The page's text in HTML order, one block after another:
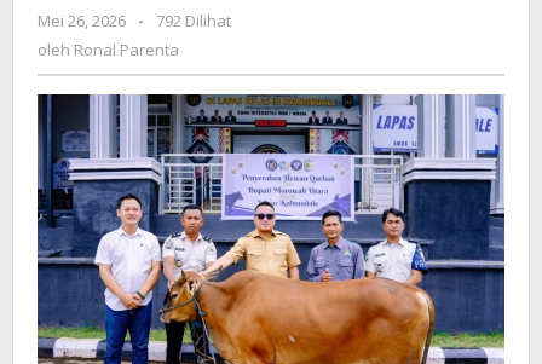
Titik
di
Morut
Mei 26, 2026
oleh
Ronal
-
792 Dilihat
oleh Ronal Parenta